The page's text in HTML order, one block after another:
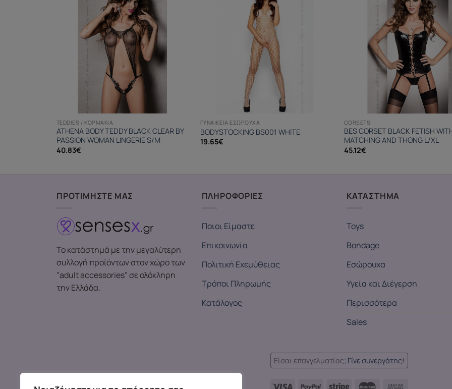
TEDDIES / ΚΟΡΜΆΚΙΑ
ATHENA BODY TEDDY BLACK CLEAR BY
PASSION WOMAN LINGERIE S/M
40.83€
ΓΥΝΑΙΚΕΊΑ ΕΣΏΡΟΥΧΑ
BODYSTOCKING BS001 WHITE
19.65€
CORSETS
BES CORSET BLACK FETISH
MATCHING AND THONG L/XL
45.12€
ΠΡΟΤΙΜΗΣΤΕ ΜΑΣ
Το κατάστημά με την μεγαλύτερη
συλλογή προϊόντων στον χώρο των
"adult accessories" σε ολόκληρη
την Ελλάδα.
ΠΛΗΡΟΦΟΡΙΕΣ
Ποιοι Είμαστε
Επικοινωνία
Πολιτική Εχεμύθειας
Τρόποι Πληρωμής
Κατάλογος
ΚΑΤΑΣΤΗΜΑ
Toys
Bondage
Εσώρουχα
Υγεία και Διέγερση
Περισσότερα
Sales
Είσαι επαγγελματίας; Γίνε συνεργάτης!